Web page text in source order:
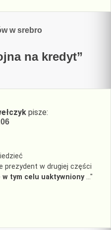
w srebro
na kredyt”
pisze:
prezydent w drugiej części
w tym celu uaktywniony…"